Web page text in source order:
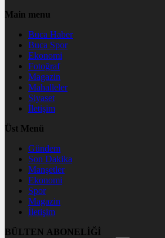
Main menu
Buca Haber
Buca Spor
Ekonomi
Fotoğraf
Magazin
Mahalleler
Siyaset
İletişim
Üst Menü
Gündem
Son Dakika
Manşetler
Ekonomi
Spor
Magazin
İletişim
BÜLTEN ABONELİĞİ